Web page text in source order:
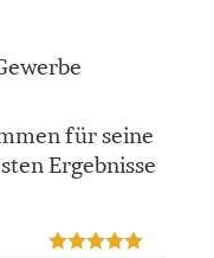
für seine
Ergebnisse